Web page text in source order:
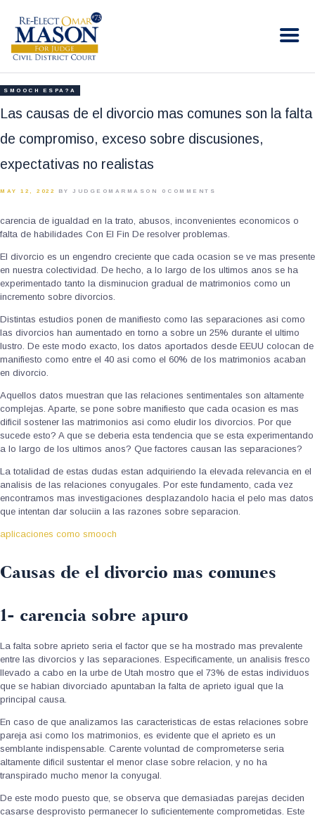
RE-ELECT OMAR MASON JUDGE
HOME
BIO
CONTACT
SMOOCH ESPA?A
Las causas de el divorcio mas comunes son la falta
de compromiso, exceso sobre discusiones,
expectativas no realistas
MAY 12, 2022 BY JUDGEOMARMASON 0 COMMENTS
carencia de igualdad en la trato, abusos, inconvenientes economicos o
falta de habilidades Con El Fin De resolver problemas.
El divorcio es un engendro creciente que cada ocasion se ve mas presente
en nuestra colectividad. De hecho, a lo largo de los ultimos anos se ha
experimentado tanto la disminucion gradual de matrimonios como un
incremento sobre divorcios.
Distintas estudios ponen de manifiesto como las separaciones asi­ como
las divorcios han aumentado en torno a sobre un 25% durante el ultimo
lustro. De este modo exacto, los datos aportados desde EEUU colocan de
manifiesto como entre el 40 asi­ como el 60% de los matrimonios acaban
en divorcio.
Aquellos datos muestran que las relaciones sentimentales son altamente
complejas. Aparte, se pone sobre manifiesto que cada ocasion es mas
dificil sostener las matrimonios asi­ como eludir los divorcios. Por que
sucede esto? A que se deberia esta tendencia que se esta experimentando
a lo largo de los ultimos anos? Que factores causan las separaciones?
La totalidad de estas dudas estan adquiriendo la elevada relevancia en el
analisis de las relaciones conyugales. Por este fundamento, cada vez
encontramos mas investigaciones desplazandolo hacia el pelo mas datos
que intentan dar soluciin a las razones sobre separacion.
aplicaciones como smooch
Causas de el divorcio mas comunes
1- carencia sobre apuro
La falta sobre aprieto seri­a el factor que se ha mostrado mas prevalente
entre las divorcios y las separaciones. Especificamente, un analisis fresco
llevado a cabo en la urbe de Utah mostro que el 73% de estas individuos
que se habian divorciado apuntaban la falta de aprieto igual que la
principal causa.
En caso de que analizamos las caracteristicas de estas relaciones sobre
pareja asi­ como los matrimonios, es evidente que el aprieto es un
semblante indispensable. Carente voluntad de comprometerse seri­a
altamente dificil sustentar el menor clase sobre relacion, y no ha
transpirado mucho menor la conyugal.
De este modo puesto que, se observa que demasiadas parejas deciden
casarse desprovisto permanecer lo suficientemente comprometidas. Este